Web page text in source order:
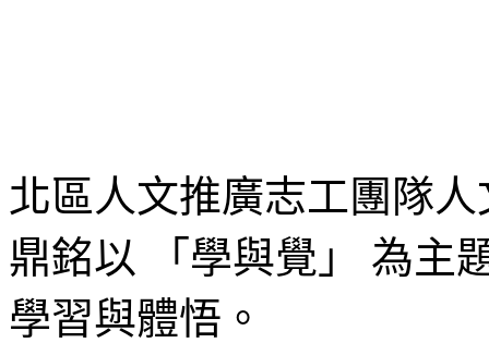
北區人文推廣志工團隊
鼎銘以 「學與覺」 為主
學習與體悟。